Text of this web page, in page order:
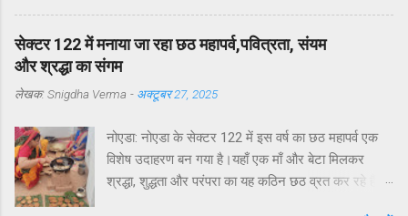
का अभूतपूर्व दौरा किया है।परंतु, यह अत्यंत खेदजनक है कि
स्थानीय सांसद डॉ. महेश शर्मा एवं विधायक श्री पंकज सिंह
नोएडा के विकास में अपेक्षित सक्रियता नहीं दिखा रहे हैं।
उठाने के बावजूद ठोस कार्यवाही नहीं हो रही है। यह कहना है
संगठन सेक्टर 122 के अध्यक्ष डॉ उमेश शर्मा ने नोएडा की
प्रमुख समस्याओं के हल न होने के कारण जनप्रतिनिधियों की
निष्क्रियता बताया है. उनके अनुसार सांसद और विधायक को
सेक्टर 122 में मनाया जा रहा छठ महापर्व,पवित्रता, संयम
और श्रद्धा का संगम
लेखक: Snigdha Verma - अक्टूबर 27, 2025
नोएडा: नोएडा के सेक्टर 122 में इस वर्ष का छठ महापर्व एक
विशेष उदाहरण बन गया है।यहाँ एक माँ और बेटा मिलकर
श्रद्धा, शुद्धता और परंपरा का यह कठिन छठ व्रत कर रहे हैं —